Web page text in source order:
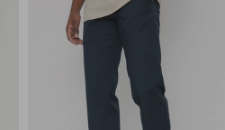
29; 30; 31; 32; 34; 36